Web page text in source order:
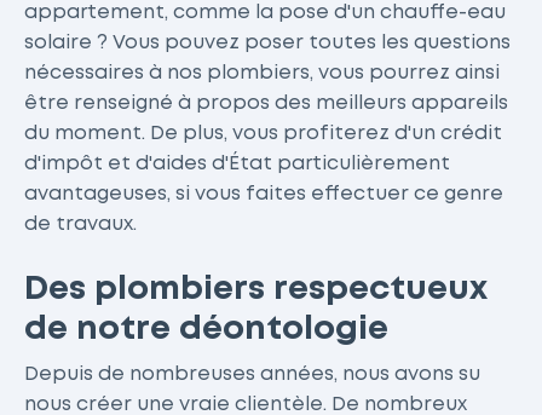
appartement, comme la pose d'un chauffe-eau
solaire ? Vous pouvez poser toutes les questions
nécessaires à nos plombiers, vous pourrez ainsi
être renseigné à propos des meilleurs appareils
du moment. De plus, vous profiterez d'un crédit
d'impôt et d'aides d'État particulièrement
avantageuses, si vous faites effectuer ce genre
de travaux.
Des plombiers respectueux
de notre déontologie
Depuis de nombreuses années, nous avons su
nous créer une vraie clientèle. De nombreux